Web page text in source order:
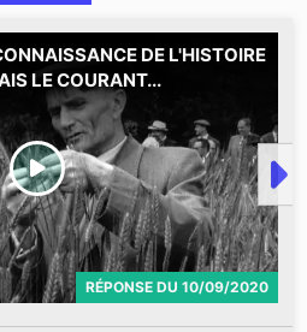
DE L'HISTOIRE
LE COURANT...
RÉPONSE DU 10/09/2020